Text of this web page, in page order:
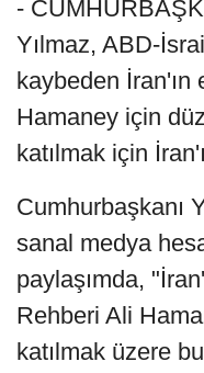
-
Yılmaz, ABD-
kaybeden
Hamaney için
katılmak için
Cumhurbaşkanı
sanal medya
paylaşımda,
Rehberi Ali
katılmak üzere